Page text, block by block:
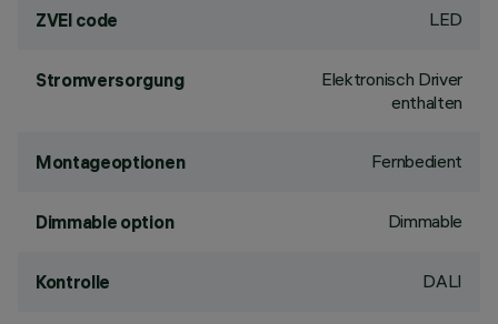
ZVEI code LED
Stromversorgung
Elektronisch Driver
enthalten
Montageoptionen Fernbedient
Dimmable option Dimmable
Kontrolle DALI